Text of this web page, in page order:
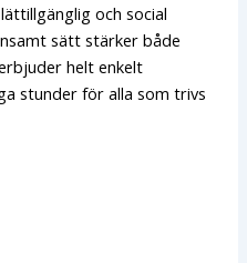
och social
sätt stärker både
helt enkelt
stunder för alla som trivs